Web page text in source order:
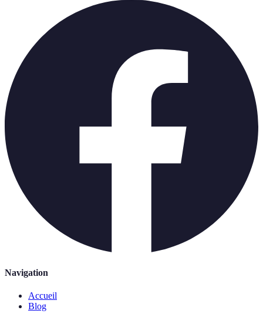
Navigation
Accueil
Blog